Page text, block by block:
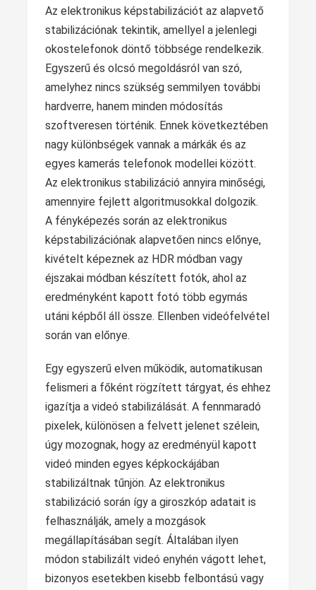
Az elektronikus képstabilizációt az alapvető
stabilizációnak tekintik, amellyel a jelenlegi
okostelefonok döntő többsége rendelkezik.
Egyszerű és olcsó megoldásról van szó,
amelyhez nincs szükség semmilyen további
hardverre, hanem minden módosítás
szoftveresen történik. Ennek következtében
nagy különbségek vannak a márkák és az
egyes kamerás telefonok modellei között.
Az elektronikus stabilizáció annyira minőségi,
amennyire fejlett algoritmusokkal dolgozik.
A fényképezés során az elektronikus
képstabilizációnak alapvetően nincs előnye,
kivételt képeznek az HDR módban vagy
éjszakai módban készített fotók, ahol az
eredményként kapott fotó több egymás
utáni képből áll össze. Ellenben videófelvétel
során van előnye.
Egy egyszerű elven működik, automatikusan
felismeri a főként rögzített tárgyat, és ehhez
igazítja a videó stabilizálását. A fennmaradó
pixelek, különösen a felvett jelenet szélein,
úgy mozognak, hogy az eredményül kapott
videó minden egyes képkockájában
stabilizáltnak tűnjön. Az elektronikus
stabilizáció során így a giroszkóp adatait is
felhasználják, amely a mozgások
megállapításában segít. Általában ilyen
módon stabilizált videó enyhén vágott lehet,
bizonyos esetekben kisebb felbontású vagy